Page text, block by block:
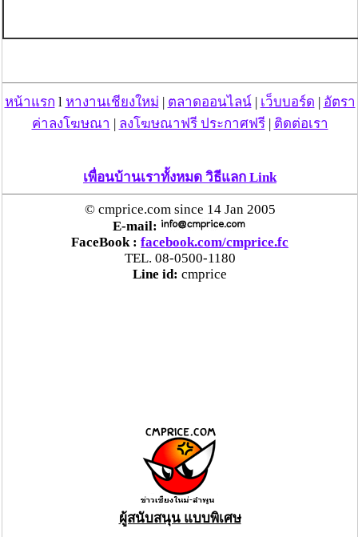
หน้าแรก l หางานเชียงใหม่ | ตลาดออนไลน์| เว็บบอร์ด | อัตรา
ค่าลงโฆษณา | ลงโฆษณาฟรี ประกาศฟรี| ติดต่อเรา
เพื่อนบ้านเราทั้งหมด วิธีแลก Link
© cmprice.com since 14 Jan 2005
E-mail:
FaceBook : facebook.com/cmprice.fc
TEL. 08-0500-1180
Line id: cmprice
ผู้สนับสนุน แบบพิเศษ